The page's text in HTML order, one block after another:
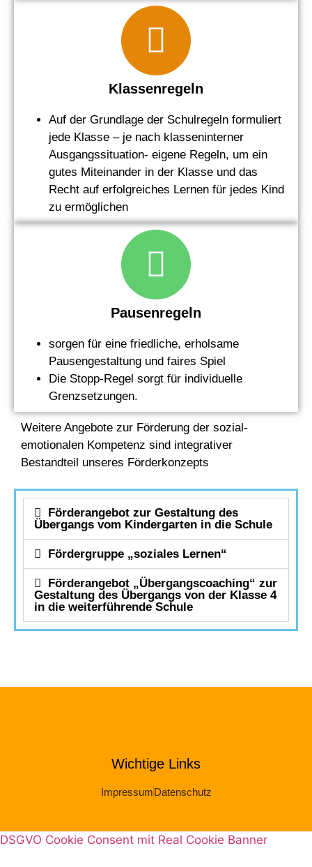
Klassenregeln
Auf der Grundlage der Schulregeln formuliert
jede Klasse – je nach klasseninterner
Ausgangssituation- eigene Regeln, um ein
gutes Miteinander in der Klasse und das
Recht auf erfolgreiches Lernen für jedes Kind
zu ermöglichen
Pausenregeln
sorgen für eine friedliche, erholsame
Pausengestaltung und faires Spiel
Die Stopp-Regel sorgt für individuelle
Grenzsetzungen.
Weitere Angebote zur Förderung der sozial-
emotionalen Kompetenz sind integrativer
Bestandteil unseres Förderkonzepts
Förderangebot zur Gestaltung des
Übergangs vom Kindergarten in die Schule
Fördergruppe „soziales Lernen“
Förderangebot „Übergangscoaching“ zur
Gestaltung des Übergangs von der Klasse 4
in die weiterführende Schule
Wichtige Links
ImpressumDatenschutz
DSGVO Cookie Consent mit Real Cookie Banner